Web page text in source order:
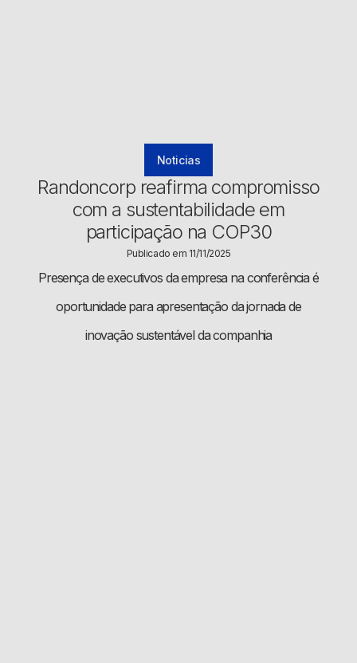
Noticias
Randoncorp reafirma compromisso
com a sustentabilidade em
participação na COP30
Publicado em 11/11/2025
Presença de executivos da empresa na conferência é
oportunidade para apresentação da jornada de
inovação sustentável da companhia